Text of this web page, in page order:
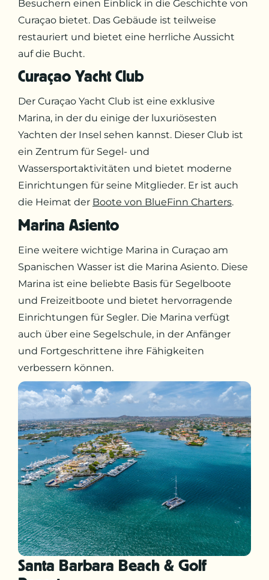
Besuchern einen Einblick in die Geschichte von
Curaçao bietet. Das Gebäude ist teilweise
restauriert und bietet eine herrliche Aussicht
auf die Bucht.
Curaçao Yacht Club
Der Curaçao Yacht Club ist eine exklusive
Marina, in der du einige der luxuriösesten
Yachten der Insel sehen kannst. Dieser Club ist
ein Zentrum für Segel- und
Wassersportaktivitäten und bietet moderne
Einrichtungen für seine Mitglieder. Er ist auch
die Heimat der Boote von BlueFinn Charters.
Marina Asiento
Eine weitere wichtige Marina in Curaçao am
Spanischen Wasser ist die Marina Asiento. Diese
Marina ist eine beliebte Basis für Segelboote
und Freizeitboote und bietet hervorragende
Einrichtungen für Segler. Die Marina verfügt
auch über eine Segelschule, in der Anfänger
und Fortgeschrittene ihre Fähigkeiten
verbessern können.
Santa Barbara Beach & Golf